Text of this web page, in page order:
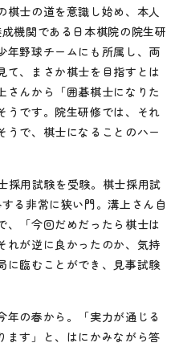
棋士の道を意識し始め、本人
機関である日本棋院の院生研
年野球チームにも所属し、両
て、まさか棋士を目指すとは
さんから「囲碁棋士になりた
うです。院生研修では、それ
うで、棋士になることのハー
採用試験を受験。棋士採用試
る非常に狭い門。溝上さん自
、「今回だめだったら棋士は
れが逆に良かったのか、気持
に臨むことができ、見事試験
年の春から。「実力が通じる
ます」と、はにかみながら答